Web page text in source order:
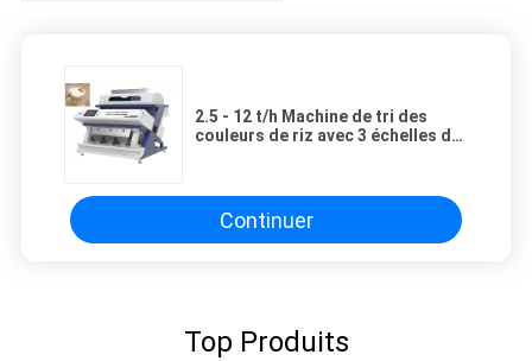
2.5 - 12 t/h Machine de tri des
couleurs de riz avec 3 échelles de
Continuer
Top Produits